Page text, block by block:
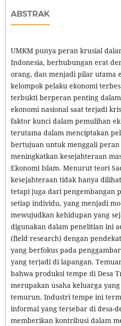
ABSTRAK
UMKM punya peran krusial
Indonesia, berhubungan erat
orang, dan menjadi pilar utama
kelompok pelaku ekonomi
terbukti berperan penting
ekonomi nasional saat terjadi
faktor kunci dalam pemulihan
terutama dalam menciptakan
bertujuan untuk menggali peran
meningkatkan kesejahteraan
Ekonomi Islam. Menurut teori
kesejahteraan tidak hanya
tetapi juga dari pengembangan
setiap individu, yang menjadi
mewujudkan kehidupan yang
digunakan dalam penelitian ini
(field research) dengan
yang berfokus pada
yang terjadi di lapangan.
bahwa produksi tempe di Desa
merupakan usaha keluarga
temurun. Industri tempe ini
informal yang tersebar di desa-
memberikan kontribusi dalam